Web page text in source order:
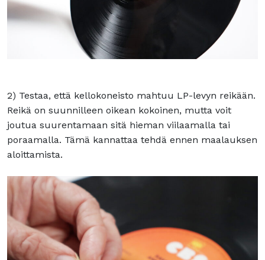
2) Testaa, että kellokoneisto mahtuu LP-levyn reikään.
Reikä on suunnilleen oikean kokoinen, mutta voit
joutua suurentamaan sitä hieman viilaamalla tai
poraamalla. Tämä kannattaa tehdä ennen maalauksen
aloittamista.